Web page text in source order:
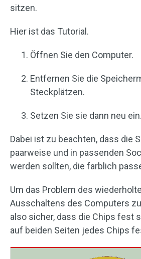
sitzen.
Hier ist das Tutorial.
Öffnen Sie den Computer.
Entfernen Sie die
Steckplätzen.
Setzen Sie sie dann neu ein.
Dabei ist zu beachten, dass die
paarweise und in passenden
werden sollten, die farblich
Um das Problem des
Ausschaltens des Computers
also sicher, dass die Chips fest
auf beiden Seiten jedes Chips